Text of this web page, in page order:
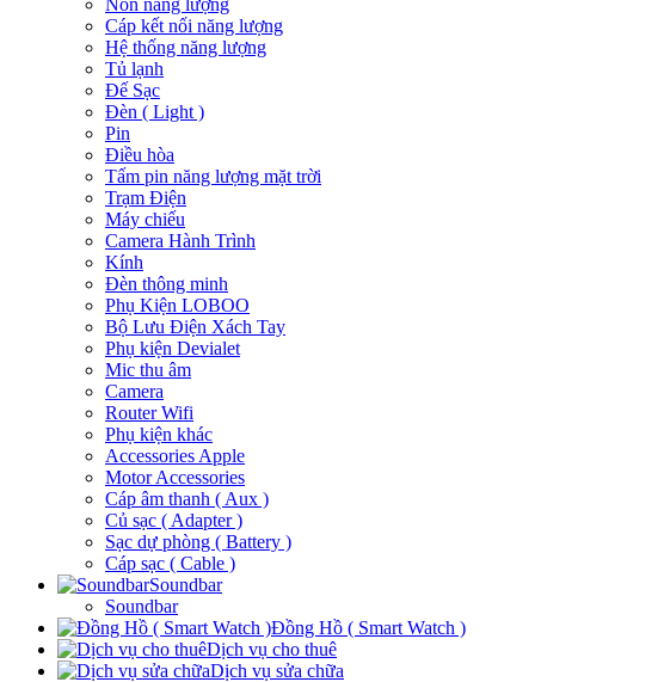
Nón năng lượng
Cáp kết nối năng lượng
Hệ thống năng lượng
Tủ lạnh
Đế Sạc
Đèn ( Light )
Pin
Điều hòa
Tấm pin năng lượng mặt trời
Trạm Điện
Máy chiếu
Camera Hành Trình
Kính
Đèn thông minh
Phụ Kiện LOBOO
Bộ Lưu Điện Xách Tay
Phụ kiện Devialet
Mic thu âm
Camera
Router Wifi
Phụ kiện khác
Accessories Apple
Motor Accessories
Cáp âm thanh ( Aux )
Củ sạc ( Adapter )
Sạc dự phòng ( Battery )
Cáp sạc ( Cable )
Soundbar
Soundbar
Đồng Hồ ( Smart Watch )
Dịch vụ cho thuê
Dịch vụ sửa chữa